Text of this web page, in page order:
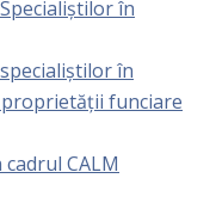
în
în
funciare
CALM